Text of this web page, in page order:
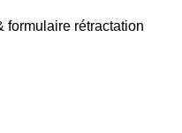
formulaire rétractation